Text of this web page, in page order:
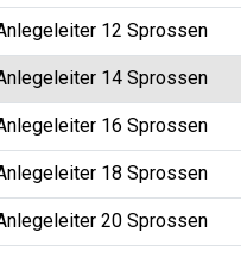
12 Sprossen
14 Sprossen
16 Sprossen
18 Sprossen
20 Sprossen